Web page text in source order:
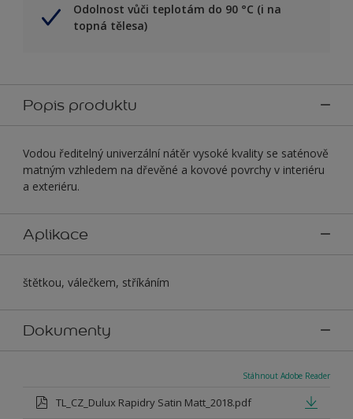
Odolnost vůči teplotám do 90 °C (i na
topná tělesa)
Popis produktu
Vodou ředitelný univerzální nátěr vysoké kvality se saténově
matným vzhledem na dřevěné a kovové povrchy v interiéru
a exteriéru.
Aplikace
štětkou, válečkem, stříkáním
Dokumenty
Stáhnout Adobe Reader
TL_CZ_Dulux Rapidry Satin Matt_2018.pdf